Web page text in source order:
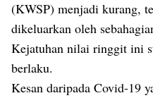
(KWSP) menjadi kurang,
dikeluarkan oleh
Kejatuhan nilai ringgit ini
berlaku.
Kesan daripada Covid-19